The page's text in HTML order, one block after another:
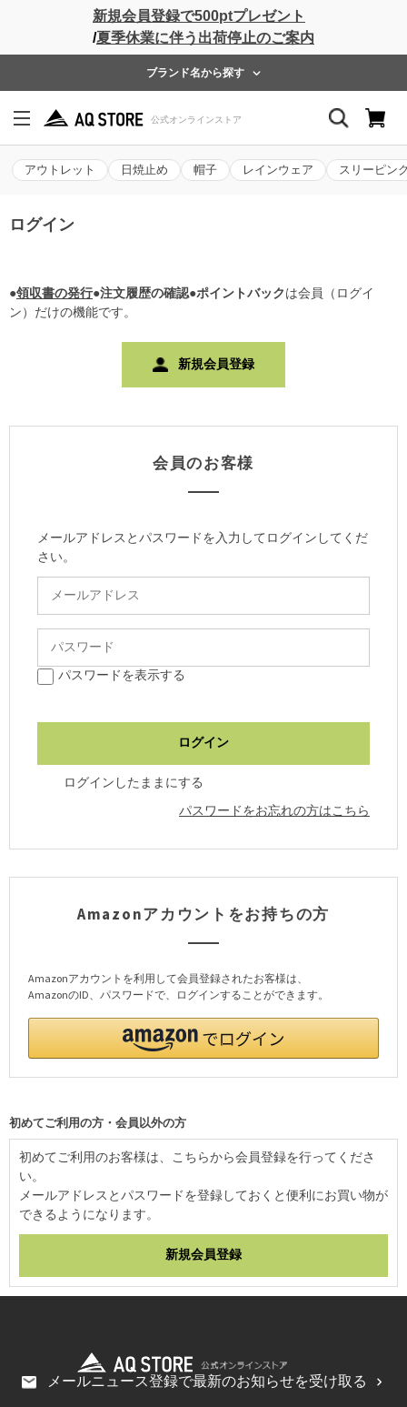
新規会員登録で500ptプレゼント
/夏季休業に伴う出荷停止のご案内
ブランド名から探す
アウトレット 日焼止め 帽子 レインウェア スリーピン
ログイン
●領収書の発行●注文履歴の確認●ポイントバックは会員（ログイ
ン）だけの機能です。
新規会員登録
会員のお客様
メールアドレスとパスワードを入力してログインしてくだ
さい。
パスワードを表示する
ログインしたままにする
パスワードをお忘れの方はこちら
Amazonアカウントをお持ちの方
Amazonアカウントを利用して会員登録されたお客様は、
AmazonのID、パスワードで、ログインすることができます。
初めてご利用の方・会員以外の方
初めてご利用のお客様は、こちらから会員登録を行ってくださ
い。
メールアドレスとパスワードを登録しておくと便利にお買い物が
できるようになります。
メールニュース登録で最新のお知らせを受け取る